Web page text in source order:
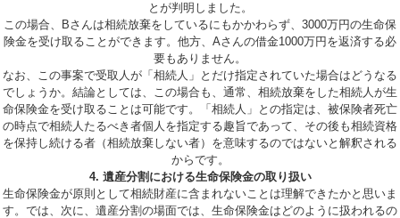
とが判明しました。
この場合、Bさんは相続放棄をしているにもかかわらず、3000万円の生命保
険金を受け取ることができます。他方、Aさんの借金1000万円を返済する必
要もありません。
なお、この事案で受取人が「相続人」とだけ指定されていた場合はどうなる
でしょうか。結論としては、この場合も、通常、相続放棄をした相続人が生
命保険金を受け取ることは可能です。「相続人」との指定は、被保険者死亡
の時点で相続人たるべき者個人を指定する趣旨であって、その後も相続資格
を保持し続ける者（相続放棄しない者）を意味するのではないと解釈される
からです。
4. 遺産分割における生命保険金の取り扱い
生命保険金が原則として相続財産に含まれないことは理解できたかと思いま
す。では、次に、遺産分割の場面では、生命保険金はどのように扱われるの